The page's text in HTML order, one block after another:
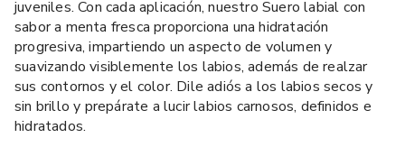
juveniles. Con cada aplicación, nuestro Suero labial con
sabor a menta fresca proporciona una hidratación
progresiva, impartiendo un aspecto de volumen y
suavizando visiblemente los labios, además de realzar
sus contornos y el color. Dile adiós a los labios secos y
sin brillo y prepárate a lucir labios carnosos, definidos e
hidratados.